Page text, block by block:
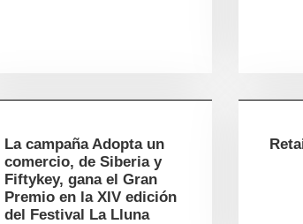
La campaña Adopta un
comercio, de Siberia y
Fiftykey, gana el Gran
Premio en la XIV edición
del Festival La Lluna